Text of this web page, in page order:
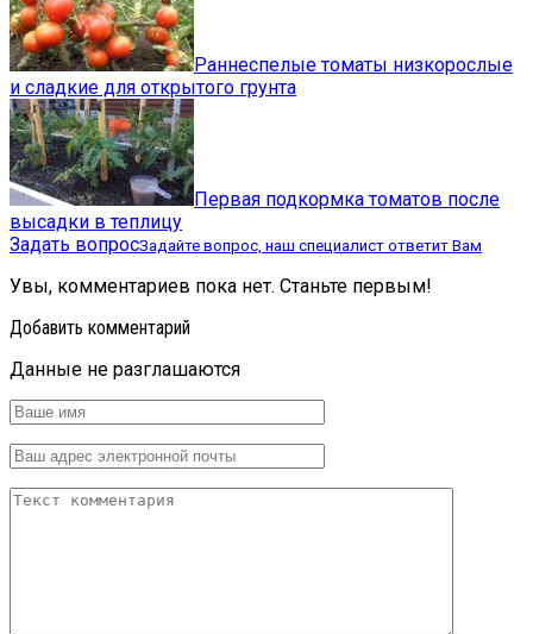
Раннеспелые томаты низкорослые
и сладкие для открытого грунта
Первая подкормка томатов после
высадки в теплицу
Задать вопросЗадайте вопрос, наш специалист ответит Вам
Увы, комментариев пока нет. Станьте первым!
Добавить комментарий
Данные не разглашаются